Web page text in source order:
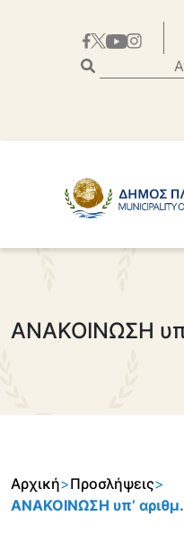
ΑΝΑΚΟΙΝΩΣΗ
Αρχική>Προσλήψεις>
ΑΝΑΚΟΙΝΩΣΗ υπ’